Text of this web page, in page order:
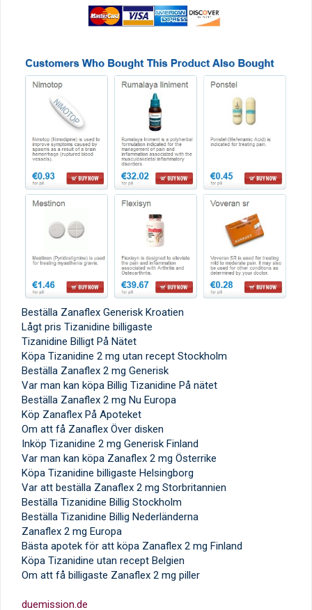
Beställa Zanaflex Generisk Kroatien
Lågt pris Tizanidine billigaste
Tizanidine Billigt På Nätet
Köpa Tizanidine 2 mg utan recept Stockholm
Beställa Zanaflex 2 mg Generisk
Var man kan köpa Billig Tizanidine På nätet
Beställa Zanaflex 2 mg Nu Europa
Köp Zanaflex På Apoteket
Om att få Zanaflex Över disken
Inköp Tizanidine 2 mg Generisk Finland
Var man kan köpa Zanaflex 2 mg Österrike
Köpa Tizanidine billigaste Helsingborg
Var att beställa Zanaflex 2 mg Storbritannien
Beställa Tizanidine Billig Stockholm
Beställa Tizanidine Billig Nederländerna
Zanaflex 2 mg Europa
Bästa apotek för att köpa Zanaflex 2 mg Finland
Köpa Tizanidine utan recept Belgien
Om att få billigaste Zanaflex 2 mg piller
duemission.de